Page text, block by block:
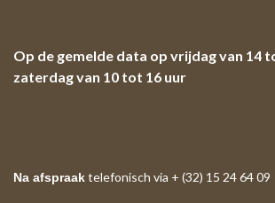
Op de gemelde data op vrijdag van 14
zaterdag van 10 tot 16 uur
Na afspraaktelefonisch via + (32) 15 24 64 09